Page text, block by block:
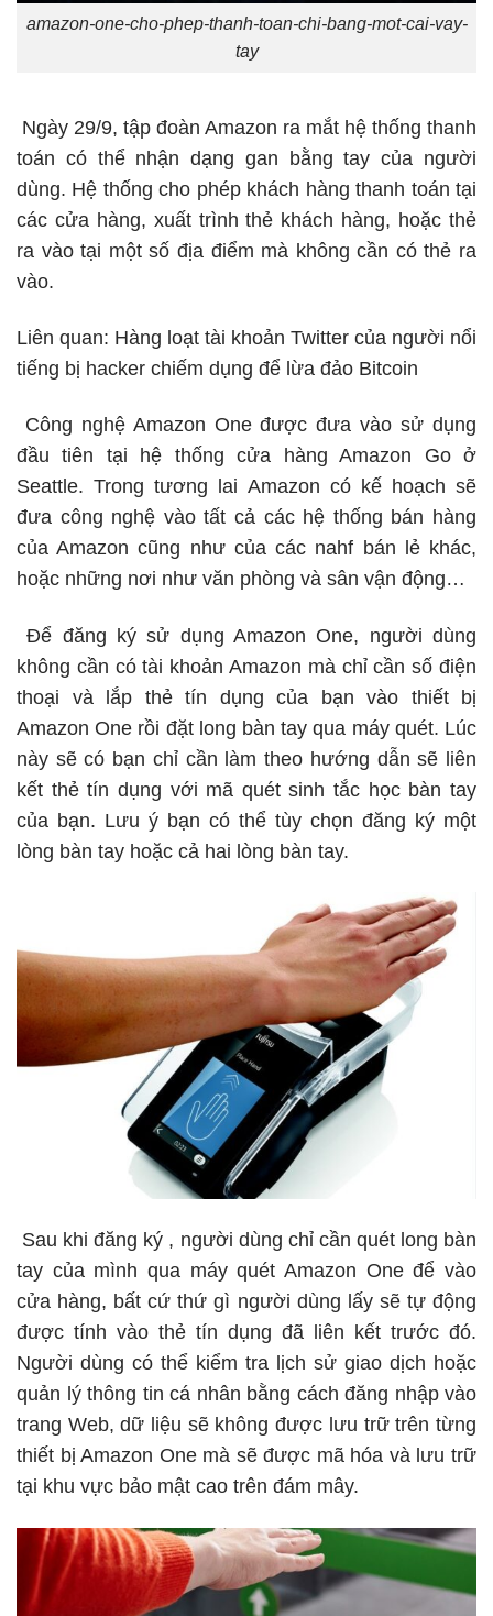
amazon-one-cho-phep-thanh-toan-chi-bang-mot-cai-vay-
tay
Ngày 29/9, tập đoàn Amazon ra mắt hệ thống thanh
toán có thể nhận dạng gan bằng tay của người
dùng. Hệ thống cho phép khách hàng thanh toán tại
các cửa hàng, xuất trình thẻ khách hàng, hoặc thẻ
ra vào tại một số địa điểm mà không cần có thẻ ra
vào.
Liên quan: Hàng loạt tài khoản Twitter của người nổi
tiếng bị hacker chiếm dụng để lừa đảo Bitcoin
Công nghệAmazon One được đưa vào sử dụng
đầu tiên tại hệ thống cửa hàng Amazon Go ở
Seattle. Trong tương lai Amazon có kế hoạch sẽ
đưa công nghệ vào tất cả các hệ thống bán hàng
của Amazon cũng như của các nahf bán lẻ khác,
hoặc những nơi như văn phòng và sân vận động…
Để đăng ký sử dụng Amazon One, người dùng
không cần có tài khoản Amazon mà chỉ cần số điện
thoại và lắp thẻ tín dụng của bạn vào thiết bị
Amazon One rồi đặt long bàn tay qua máy quét. Lúc
này sẽ có bạn chỉ cần làm theo hướng dẫn sẽ liên
kết thẻ tín dụng với mã quét sinh tắc học bàn tay
của bạn. Lưu ý bạn có thể tùy chọn đăng ký một
lòng bàn tay hoặc cả hai lòng bàn tay.
Sau khi đăng ký , người dùng chỉ cần quét long bàn
tay của mình qua máy quét Amazon One để vào
cửa hàng, bất cứ thứ gì người dùng lấy sẽ tự động
được tính vào thẻ tín dụng đã liên kết trước đó.
Người dùng có thể kiểm tra lịch sử giao dịch hoặc
quản lý thông tin cá nhân bằng cách đăng nhập vào
trang Web, dữ liệu sẽ không được lưu trữ trên từng
thiết bị Amazon One mà sẽ được mã hóa và lưu trữ
tại khu vực bảo mật cao trên đám mây.